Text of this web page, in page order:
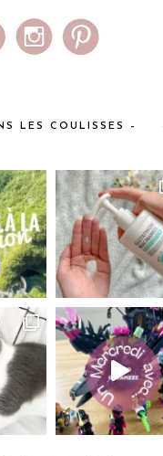
LES COULISSES –